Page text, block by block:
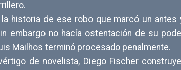
historia de ese robo que marcó un
embargo no hacía ostentación de su
Mailhos terminó procesado penalmente.
de novelista, Diego Fischer